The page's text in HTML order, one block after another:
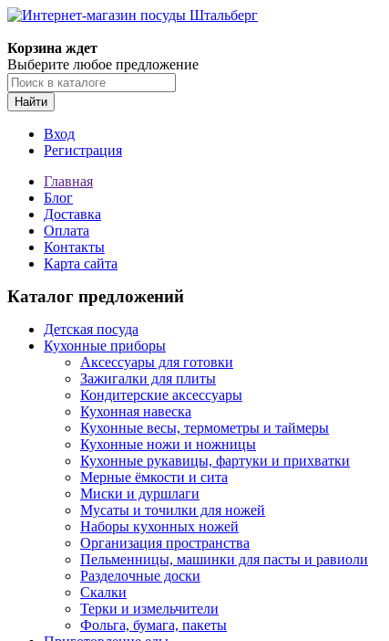
Корзина ждет
Выберите любое предложение
Найти
Вход
Регистрация
Главная
Блог
Доставка
Оплата
Контакты
Карта сайта
Каталог предложений
Детская посуда
Кухонные приборы
Аксессуары для готовки
Зажигалки для плиты
Кондитерские аксессуары
Кухонная навеска
Кухонные весы, термометры и таймеры
Кухонные ножи и ножницы
Кухонные рукавицы, фартуки и прихватки
Мерные ёмкости и сита
Миски и дуршлаги
Мусаты и точилки для ножей
Наборы кухонных ножей
Организация пространства
Пельменницы, машинки для пасты и равиоли
Разделочные доски
Скалки
Терки и измельчители
Фольга, бумага, пакеты